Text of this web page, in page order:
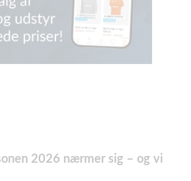
2026 nærmer sig – og vi